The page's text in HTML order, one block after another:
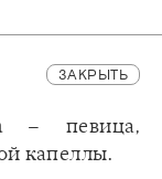
ЗАКРЫТЬ
– певица,
капеллы.